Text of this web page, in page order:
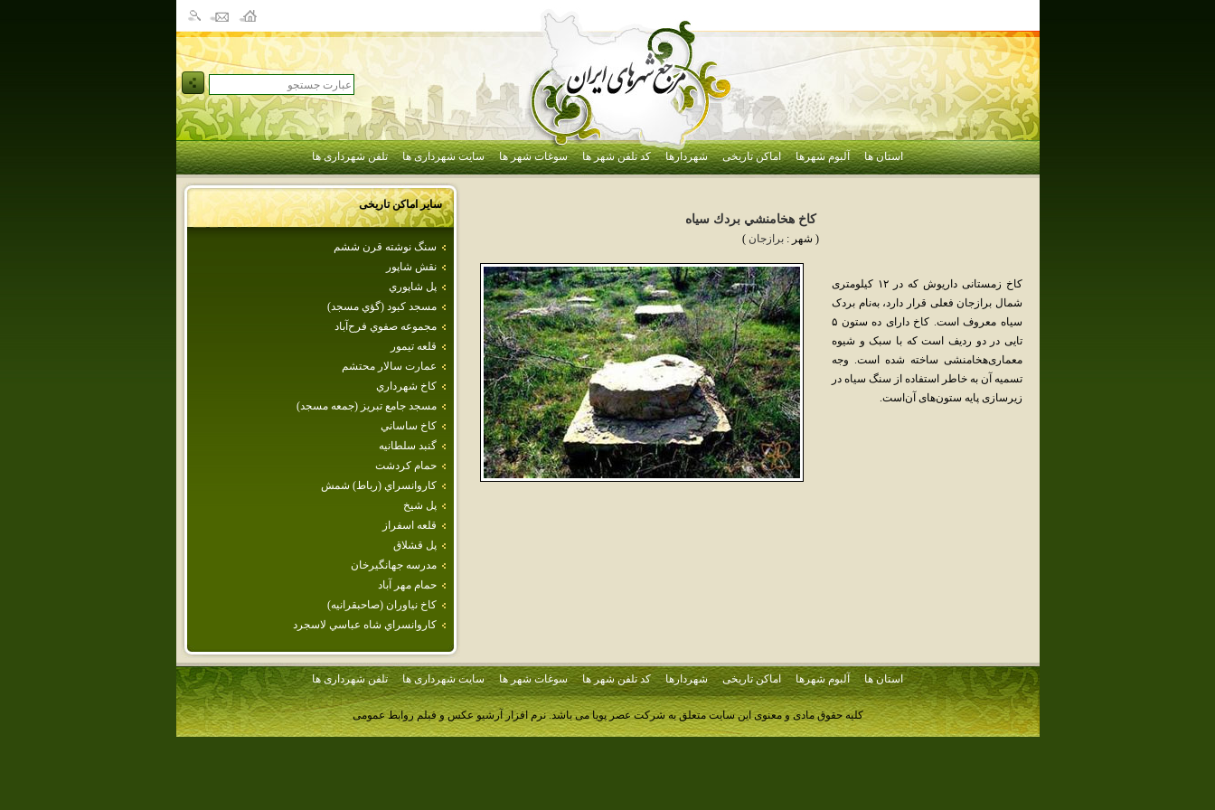
استان ها آلبوم شهرها اماکن تاریخی شهردارها کد تلفن شهر ها سوغات شهر ها سایت شهرداری ها تلفن شهرداری ها
سایر اماکن تاریخی
سنگ نوشته قرن ششم
نقش شاپور
پل‌ شاپوري‌
مسجد كبود (گؤي مسجد)
مجموعه‌ صفوي‌ فرح‌آباد
قلعه تيمور
عمارت‌ سالار محتشم‌
كاخ شهرداري
مسجد جامع تبريز (جمعه مسجد)
كاخ ساساني
گنبد سلطانيه
حمام كردشت
كاروانسراي (رباط) شمش
پل شيخ
قلعه اسفراز
پل قشلاق
مدرسه‌ جهانگيرخان‌
حمام مهر آباد
كاخ نياوران (صاحبقرانيه)
كاروانسراي‌ شاه‌ عباسي‌ لاسجرد
كاخ هخامنشي بردك سياه
( شهر :برازجان )
کاخ‌ زمستانی‌ داریوش‌ که‌ در ۱۲ کیلومتری‌
شمال‌ برازجان‌ فعلی‌ قرار دارد، به‌نام‌ بردک‌
سیاه‌ معروف‌ است‌. کاخ‌ دارای‌ ده‌ ستون‌ ۵
تایی‌ در دو ردیف‌ است‌ که‌ با سبک‌ و شیوه‌
معماری‌هخامنشی‌ ساخته‌ شده‌ است‌. وجه‌
تسمیه‌ آن‌ به‌ خاطر استفاده‌ از سنگ‌ سیاه‌ در
زیرسازی‌ پایه‌ ستون‌های‌ آن‌است‌.
استان ها آلبوم شهرها اماکن تاریخی شهردارها کد تلفن شهر ها سوغات شهر ها سایت شهرداری ها تلفن شهرداری ها
کلیه حقوق مادی و معنوی این سایت متعلق به شرکت عصر پویا می باشد.نرم افزار آرشیو عکس و فیلم روابط عمومی